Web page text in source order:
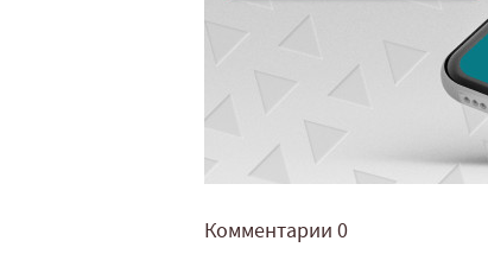
Комментарии 0